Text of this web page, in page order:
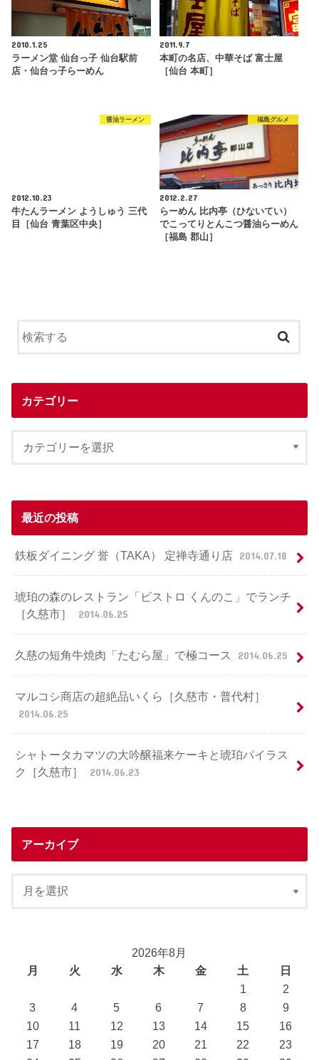
2010.1.25
ラーメン堂 仙台っ子 仙台駅前
店・仙台っ子らーめん
2011.9.7
本町の名店、中華そば 富士屋
［仙台 本町］
醤油ラーメン
2012.10.23
牛たんラーメン ようしゅう 三代
目［仙台 青葉区中央］
福島グルメ
2012.2.27
らーめん 比内亭（ひないてい）
でこってりとんこつ醤油らーめん
［福島 郡山］
カテゴリー
最近の投稿
鉄板ダイニング 誉（TAKA） 定禅寺通り店 2014.07.18
琥珀の森のレストラン「ビストロ くんのこ」でランチ
［久慈市］
2014.06.25
久慈の短角牛焼肉「たむら屋」で極コース 2014.06.25
マルコシ商店の超絶品いくら［久慈市・普代村］
2014.06.25
シャトータカマツの大吟醸福来ケーキと琥珀パイラス
ク［久慈市］
2014.06.23
アーカイブ
2026年8月
月
火 水 木 金 土
日
1
2
3
4 5 6 7 8
9
10
11 12 13 14 15
16
17
18 19 20 21 22
23